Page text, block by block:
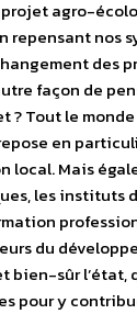
agro-
repensant nos
des
façon de
? Tout le
en
local. Mais
les instituts
du
bien-sûr l’état,
pour y